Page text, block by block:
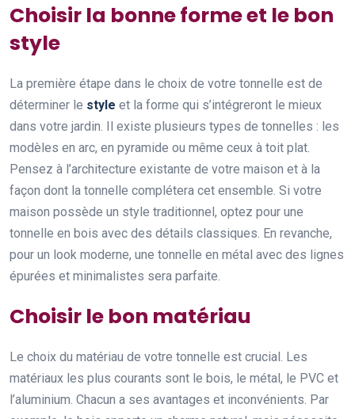
Choisir la bonne forme et le bon
style
La première étape dans le choix de votre tonnelle est de
déterminer le style et la forme qui s’intégreront le mieux
dans votre jardin. Il existe plusieurs types de tonnelles : les
modèles en arc, en pyramide ou même ceux à toit plat.
Pensez à l’architecture existante de votre maison et à la
façon dont la tonnelle complétera cet ensemble. Si votre
maison possède un style traditionnel, optez pour une
tonnelle en bois avec des détails classiques. En revanche,
pour un look moderne, une tonnelle en métal avec des lignes
épurées et minimalistes sera parfaite.
Choisir le bon matériau
Le choix du matériau de votre tonnelle est crucial. Les
matériaux les plus courants sont le bois, le métal, le PVC et
l’aluminium. Chacun a ses avantages et inconvénients. Par